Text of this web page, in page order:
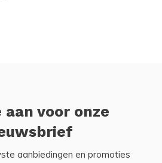
aan voor onze
aanbiedingen en promoties